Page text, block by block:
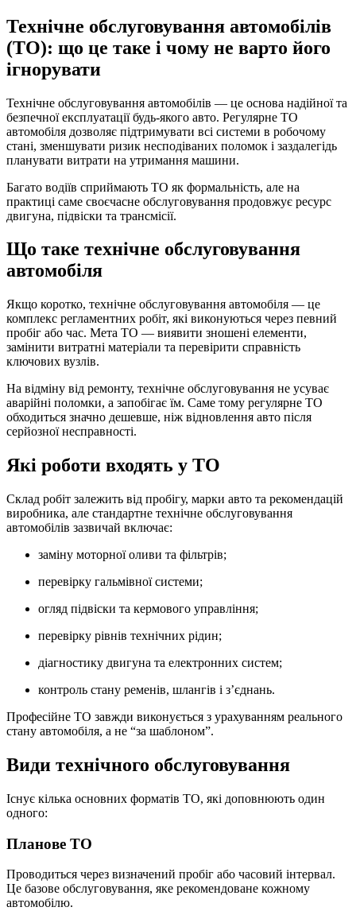
Технічне обслуговування автомобілів
(ТО): що це таке і чому не варто його
ігнорувати
Технічне обслуговування автомобілів — це основа надійної та
безпечної експлуатації будь-якого авто. Регулярне ТО
автомобіля дозволяє підтримувати всі системи в робочому
стані, зменшувати ризик несподіваних поломок і заздалегідь
планувати витрати на утримання машини.
Багато водіїв сприймають ТО як формальність, але на
практиці саме своєчасне обслуговування продовжує ресурс
двигуна, підвіски та трансмісії.
Що таке технічне обслуговування
автомобіля
Якщо коротко, технічне обслуговування автомобіля — це
комплекс регламентних робіт, які виконуються через певний
пробіг або час. Мета ТО — виявити зношені елементи,
замінити витратні матеріали та перевірити справність
ключових вузлів.
На відміну від ремонту, технічне обслуговування не усуває
аварійні поломки, а запобігає їм. Саме тому регулярне ТО
обходиться значно дешевше, ніж відновлення авто після
серйозної несправності.
Які роботи входять у ТО
Склад робіт залежить від пробігу, марки авто та рекомендацій
виробника, але стандартне технічне обслуговування
автомобілів зазвичай включає:
заміну моторної оливи та фільтрів;
перевірку гальмівної системи;
огляд підвіски та кермового управління;
перевірку рівнів технічних рідин;
діагностику двигуна та електронних систем;
контроль стану ременів, шлангів і з’єднань.
Професійне ТО завжди виконується з урахуванням реального
стану автомобіля, а не “за шаблоном”.
Види технічного обслуговування
Існує кілька основних форматів ТО, які доповнюють один
одного:
Планове ТО
Проводиться через визначений пробіг або часовий інтервал.
Це базове обслуговування, яке рекомендоване кожному
автомобілю.